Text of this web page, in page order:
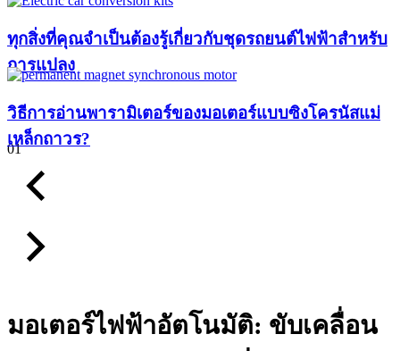
ทุกสิ่งที่คุณจำเป็นต้องรู้เกี่ยวกับชุดรถยนต์ไฟฟ้าสำหรับ
การแปลง
วิธีการอ่านพารามิเตอร์ของมอเตอร์แบบซิงโครนัสแม่
เหล็กถาวร?
01
มอเตอร์ไฟฟ้าอัตโนมัติ: ขับเคลื่อน